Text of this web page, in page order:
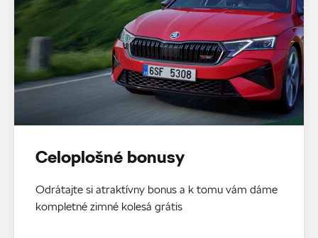
Celoplošné bonusy
Odrátajte si atraktívny bonus a k tomu vám dáme
kompletné zimné kolesá grátis